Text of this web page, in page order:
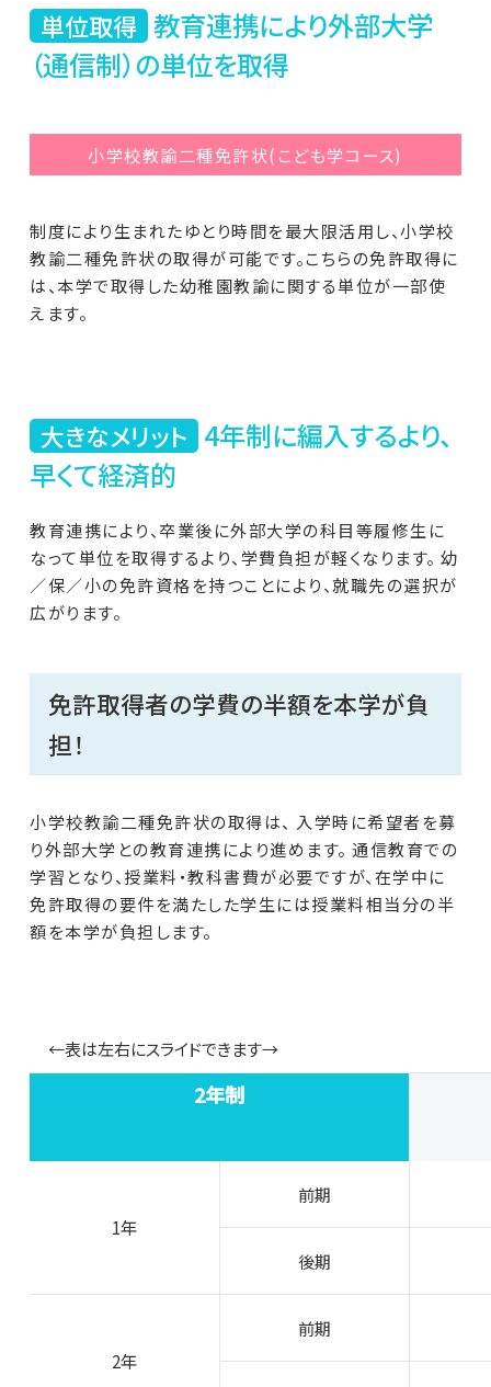
単位取得 教育連携により外部大学
（通信制）の単位を取得
小学校教諭二種免許状(こども学コース)
制度により生まれたゆとり時間を最大限活用し、小学校
教諭二種免許状の取得が可能です。こちらの免許取得に
は、本学で取得した幼稚園教諭に関する単位が一部使
えます。
大きなメリット 4年制に編入するより、
早くて経済的
教育連携により、卒業後に外部大学の科目等履修生に
なって単位を取得するより、学費負担が軽くなります。 幼
／保／小の免許資格を持つことにより、就職先の選択が
広がります。
免許取得者の学費の半額を本学が負
担！
小学校教諭二種免許状の取得は、 入学時に希望者を募
り外部大学との教育連携により進めます。 通信教育での
学習となり、授業料・教科書費が必要ですが、在学中に
免許取得の要件を満たした学生には授業料相当分の半
額を本学が負担します。
←表は左右にスライドできます→
2年制
1年
前期
後期
2年
前期